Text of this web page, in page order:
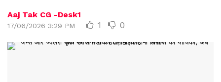
Aaj Tak CG -Desk1
17/06/2026 3:29 PM 1 0